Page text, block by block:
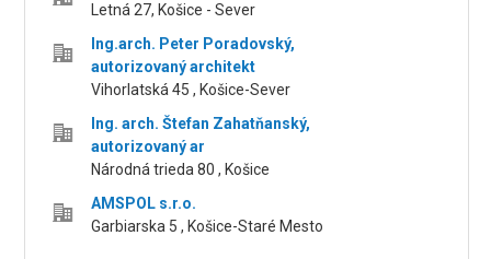
Letná 27, Košice - Sever
Ing.arch. Peter Poradovský,
autorizovaný architekt
Vihorlatská 45 , Košice-Sever
Ing. arch. Štefan Zahatňanský,
autorizovaný ar
Národná trieda 80 , Košice
AMSPOL s.r.o.
Garbiarska 5 , Košice-Staré Mesto